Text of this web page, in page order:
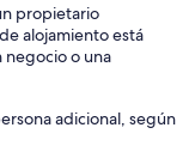
propietario
alojamiento está
negocio o una
adicional, según